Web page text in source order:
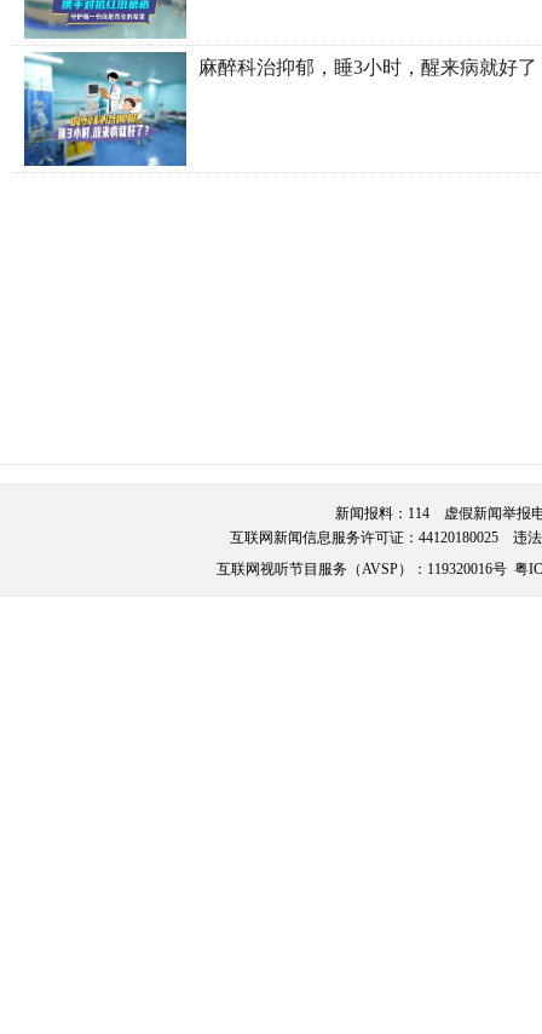
麻醉科治抑郁，睡3小时，醒来病就好了
新闻报料：114 虚假新闻举报电
互联网新闻信息服务许可证：44120180025 违
互联网视听节目服务（AVSP）：119320016号粤